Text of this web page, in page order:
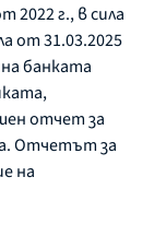
2022 г., в сила
от 31.03.2025
банката
отчет за
Отчетът за
на